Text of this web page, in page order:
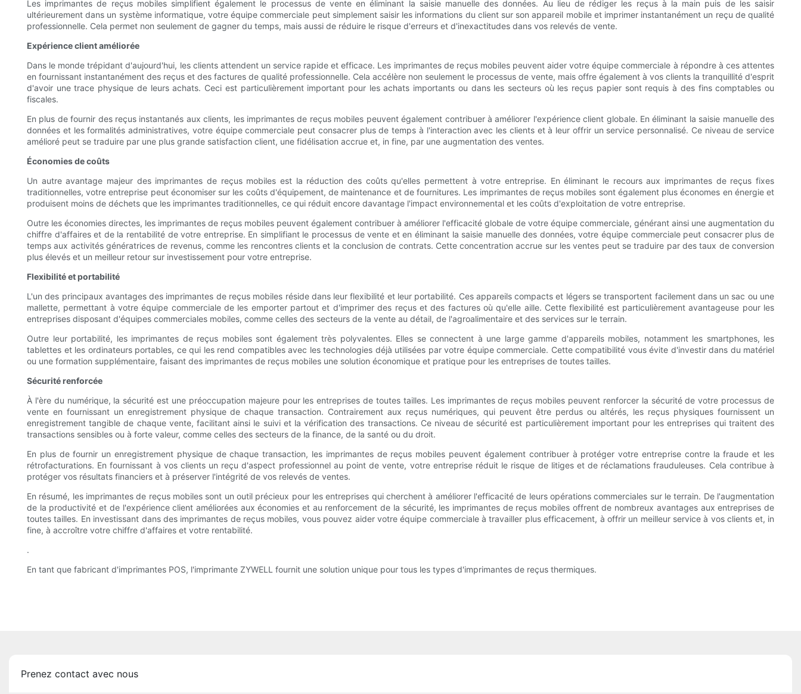
Les imprimantes de reçus mobiles simplifient également le processus de vente en éliminant la saisie manuelle des données. Au lieu de rédiger les reçus à la main puis de les saisir
ultérieurement dans un système informatique, votre équipe commerciale peut simplement saisir les informations du client sur son appareil mobile et imprimer instantanément un reçu de qualité
professionnelle. Cela permet non seulement de gagner du temps, mais aussi de réduire le risque d'erreurs et d'inexactitudes dans vos relevés de vente.
Expérience client améliorée
Dans le monde trépidant d'aujourd'hui, les clients attendent un service rapide et efficace. Les imprimantes de reçus mobiles peuvent aider votre équipe commerciale à répondre à ces attentes
en fournissant instantanément des reçus et des factures de qualité professionnelle. Cela accélère non seulement le processus de vente, mais offre également à vos clients la tranquillité d'esprit
d'avoir une trace physique de leurs achats. Ceci est particulièrement important pour les achats importants ou dans les secteurs où les reçus papier sont requis à des fins comptables ou
fiscales.
En plus de fournir des reçus instantanés aux clients, les imprimantes de reçus mobiles peuvent également contribuer à améliorer l'expérience client globale. En éliminant la saisie manuelle des
données et les formalités administratives, votre équipe commerciale peut consacrer plus de temps à l'interaction avec les clients et à leur offrir un service personnalisé. Ce niveau de service
amélioré peut se traduire par une plus grande satisfaction client, une fidélisation accrue et, in fine, par une augmentation des ventes.
Économies de coûts
Un autre avantage majeur des imprimantes de reçus mobiles est la réduction des coûts qu'elles permettent à votre entreprise. En éliminant le recours aux imprimantes de reçus fixes
traditionnelles, votre entreprise peut économiser sur les coûts d'équipement, de maintenance et de fournitures. Les imprimantes de reçus mobiles sont également plus économes en énergie et
produisent moins de déchets que les imprimantes traditionnelles, ce qui réduit encore davantage l'impact environnemental et les coûts d'exploitation de votre entreprise.
Outre les économies directes, les imprimantes de reçus mobiles peuvent également contribuer à améliorer l'efficacité globale de votre équipe commerciale, générant ainsi une augmentation du
chiffre d'affaires et de la rentabilité de votre entreprise. En simplifiant le processus de vente et en éliminant la saisie manuelle des données, votre équipe commerciale peut consacrer plus de
temps aux activités génératrices de revenus, comme les rencontres clients et la conclusion de contrats. Cette concentration accrue sur les ventes peut se traduire par des taux de conversion
plus élevés et un meilleur retour sur investissement pour votre entreprise.
Flexibilité et portabilité
L'un des principaux avantages des imprimantes de reçus mobiles réside dans leur flexibilité et leur portabilité. Ces appareils compacts et légers se transportent facilement dans un sac ou une
mallette, permettant à votre équipe commerciale de les emporter partout et d'imprimer des reçus et des factures où qu'elle aille. Cette flexibilité est particulièrement avantageuse pour les
entreprises disposant d'équipes commerciales mobiles, comme celles des secteurs de la vente au détail, de l'agroalimentaire et des services sur le terrain.
Outre leur portabilité, les imprimantes de reçus mobiles sont également très polyvalentes. Elles se connectent à une large gamme d'appareils mobiles, notamment les smartphones, les
tablettes et les ordinateurs portables, ce qui les rend compatibles avec les technologies déjà utilisées par votre équipe commerciale. Cette compatibilité vous évite d'investir dans du matériel
ou une formation supplémentaire, faisant des imprimantes de reçus mobiles une solution économique et pratique pour les entreprises de toutes tailles.
Sécurité renforcée
À l'ère du numérique, la sécurité est une préoccupation majeure pour les entreprises de toutes tailles. Les imprimantes de reçus mobiles peuvent renforcer la sécurité de votre processus de
vente en fournissant un enregistrement physique de chaque transaction. Contrairement aux reçus numériques, qui peuvent être perdus ou altérés, les reçus physiques fournissent un
enregistrement tangible de chaque vente, facilitant ainsi le suivi et la vérification des transactions. Ce niveau de sécurité est particulièrement important pour les entreprises qui traitent des
transactions sensibles ou à forte valeur, comme celles des secteurs de la finance, de la santé ou du droit.
En plus de fournir un enregistrement physique de chaque transaction, les imprimantes de reçus mobiles peuvent également contribuer à protéger votre entreprise contre la fraude et les
rétrofacturations. En fournissant à vos clients un reçu d'aspect professionnel au point de vente, votre entreprise réduit le risque de litiges et de réclamations frauduleuses. Cela contribue à
protéger vos résultats financiers et à préserver l'intégrité de vos relevés de ventes.
En résumé, les imprimantes de reçus mobiles sont un outil précieux pour les entreprises qui cherchent à améliorer l'efficacité de leurs opérations commerciales sur le terrain. De l'augmentation
de la productivité et de l'expérience client améliorées aux économies et au renforcement de la sécurité, les imprimantes de reçus mobiles offrent de nombreux avantages aux entreprises de
toutes tailles. En investissant dans des imprimantes de reçus mobiles, vous pouvez aider votre équipe commerciale à travailler plus efficacement, à offrir un meilleur service à vos clients et, in
fine, à accroître votre chiffre d'affaires et votre rentabilité.
.
En tant que fabricant d'imprimantes POS, l'imprimante ZYWELL fournit une solution unique pour tous les types d'imprimantes de reçus thermiques.
Prenez contact avec nous